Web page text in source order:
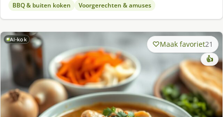
BBQ & buiten koken Voorgerechten & amuses
AI-kok Maak favoriet21
👍